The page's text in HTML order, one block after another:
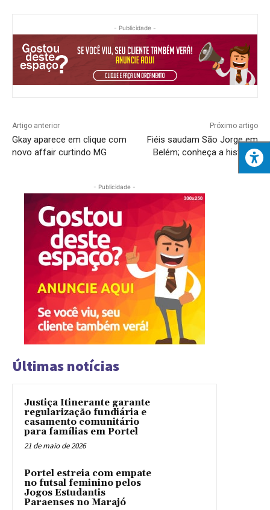
- Publicidade -
Artigo anterior
Gkay aparece em clique com
novo affair curtindo MG
Próximo artigo
Fiéis saudam São Jorge em
Belém; conheça a história!
- Publicidade -
Últimas notícias
Justiça Itinerante garante
regularização fundiária e
casamento comunitário
para famílias em Portel
21 de maio de 2026
Portel estreia com empate
no futsal feminino pelos
Jogos Estudantis
Paraenses no Marajó